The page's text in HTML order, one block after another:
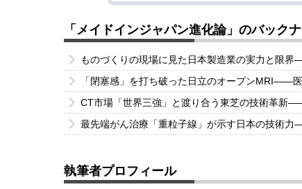
「メイドインジャパン進化論」のバック
ものづくりの現場に見た日本製造業の実力と限
「閉塞感」を打ち破った日立のオープンMRI――
CT市場「世界三強」と渡り合う東芝の技術革新
最先端がん治療「重粒子線」が示す日本の技術
執筆者プロフィール